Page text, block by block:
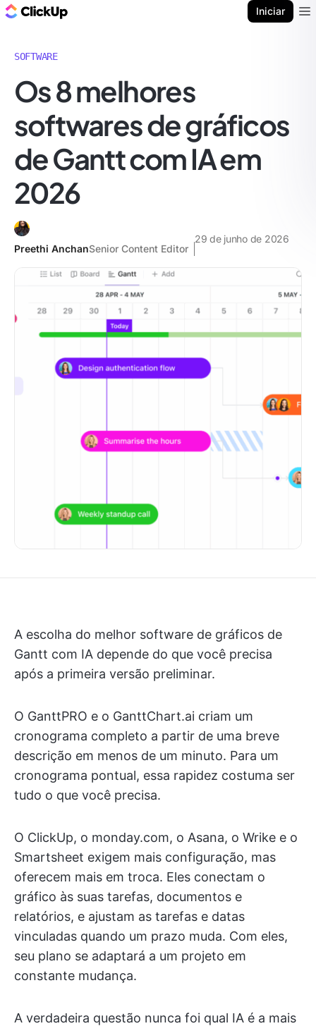
Iniciar
SOFTWARE
Os 8 melhores
softwares de gráficos
de Gantt com IA em
2026
Preethi AnchanSenior Content Editor
29 de junho de 2026
A escolha do melhor software de gráficos de
Gantt com IA depende do que você precisa
após a primeira versão preliminar.
O GanttPRO e o GanttChart.ai criam um
cronograma completo a partir de uma breve
descrição em menos de um minuto. Para um
cronograma pontual, essa rapidez costuma ser
tudo o que você precisa.
O ClickUp, o monday.com, o Asana, o Wrike e o
Smartsheet exigem mais configuração, mas
oferecem mais em troca. Eles conectam o
gráfico às suas tarefas, documentos e
relatórios, e ajustam as tarefas e datas
vinculadas quando um prazo muda. Com eles,
seu plano se adaptará a um projeto em
constante mudança.
A verdadeira questão nunca foi qual IA é a mais